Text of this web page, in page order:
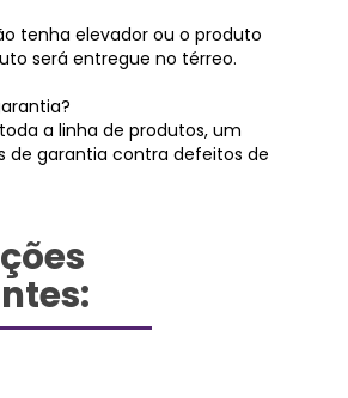
tenha elevador ou o produto
será entregue no térreo.
a linha de produtos, um
de garantia contra defeitos de